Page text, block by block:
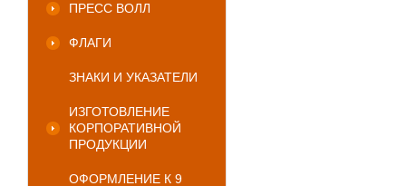
ПРЕСС ВОЛЛ
ФЛАГИ
ЗНАКИ И УКАЗАТЕЛИ
ИЗГОТОВЛЕНИЕ
КОРПОРАТИВНОЙ
ПРОДУКЦИИ
ОФОРМЛЕНИЕ К 9